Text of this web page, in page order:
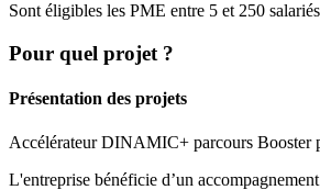
Sont éligibles les PME entre 5 et 250
Pour quel projet ?
Présentation des projets
Accélérateur DINAMIC+ parcours Booster
L'entreprise bénéficie d’un